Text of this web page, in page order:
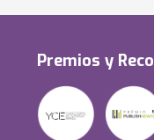
Premios y